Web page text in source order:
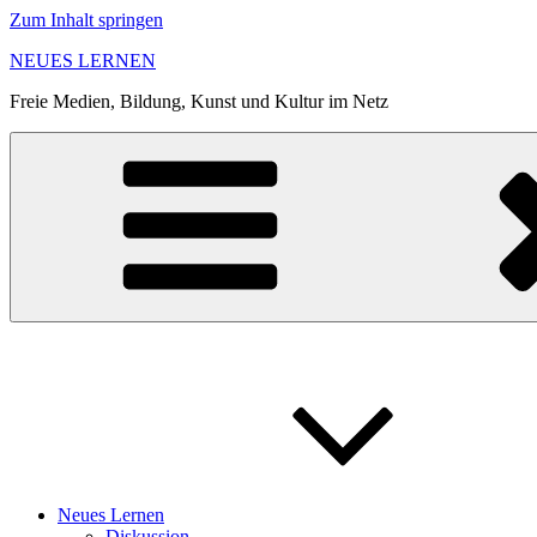
Zum Inhalt springen
NEUES LERNEN
Freie Medien, Bildung, Kunst und Kultur im Netz
Neues Lernen